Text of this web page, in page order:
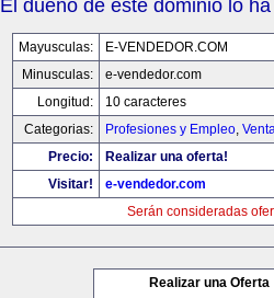
El dueño de este dominio lo
Mayusculas:
E-VENDEDOR.COM
Minusculas:
e-vendedor.com
Longitud:
10 caracteres
Categorias:
Profesiones y Empleo,
Precio:
Realizar una oferta!
Visitar!
e-vendedor.com
Serán consideradas
Realizar una Oferta